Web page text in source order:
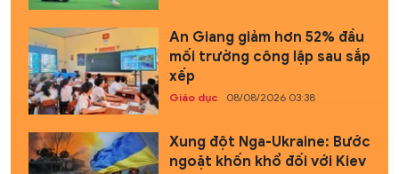
An Giang giảm hơn 52% đầu
mối trường công lập sau sắp
xếp
Giáo dục 08/08/2026 03:38
Xung đột Nga-Ukraine: Bước
ngoặt khốn khổ đối với Kiev